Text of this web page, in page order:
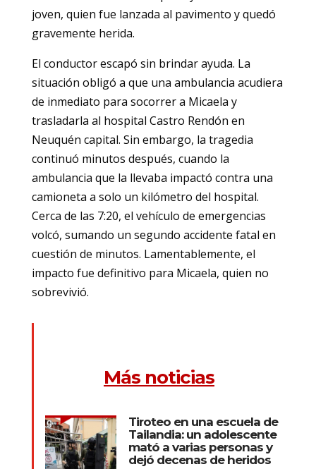
joven, quien fue lanzada al pavimento y quedó
gravemente herida.
El conductor escapó sin brindar ayuda. La
situación obligó a que una ambulancia acudiera
de inmediato para socorrer a Micaela y
trasladarla al hospital Castro Rendón en
Neuquén capital. Sin embargo, la tragedia
continuó minutos después, cuando la
ambulancia que la llevaba impactó contra una
camioneta a solo un kilómetro del hospital.
Cerca de las 7:20, el vehículo de emergencias
volcó, sumando un segundo accidente fatal en
cuestión de minutos. Lamentablemente, el
impacto fue definitivo para Micaela, quien no
sobrevivió.
Más noticias
Tiroteo en una escuela de
Tailandia: un adolescente
mató a varias personas y
dejó decenas de heridos